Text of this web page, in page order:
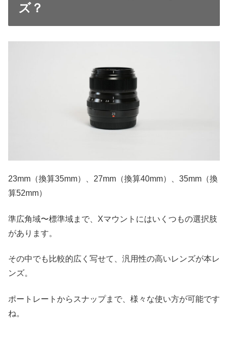
ズ？
23mm（換算35mm）、27mm（換算40mm）、35mm（換
算52mm）
準広角域〜標準域まで、Xマウントにはいくつもの選択肢
があります。
その中でも比較的広く写せて、汎用性の高いレンズが本レ
ンズ。
ポートレートからスナップまで、様々な使い方が可能です
ね。